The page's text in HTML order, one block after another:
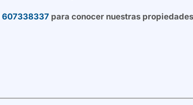
607338337 para conocer nuestras